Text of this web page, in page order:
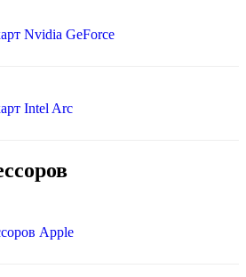
Nvidia GeForce
Intel Arc
Apple